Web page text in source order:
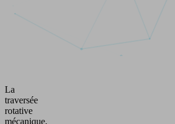
La
traversée
rotative
mécanique,